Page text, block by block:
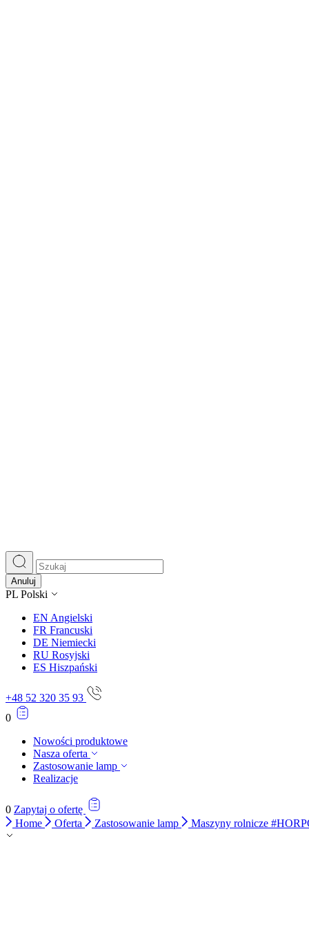
Anuluj
PL Polski
EN Angielski
FR Francuski
DE Niemiecki
RU Rosyjski
ES Hiszpański
+48 52 320 35 93
0
Nowości produktowe
Nasza oferta
Zastosowanie lamp
Realizacje
0 Zapytaj o ofertę
Home
Oferta Zastosowanie lamp Maszyny rolnicze